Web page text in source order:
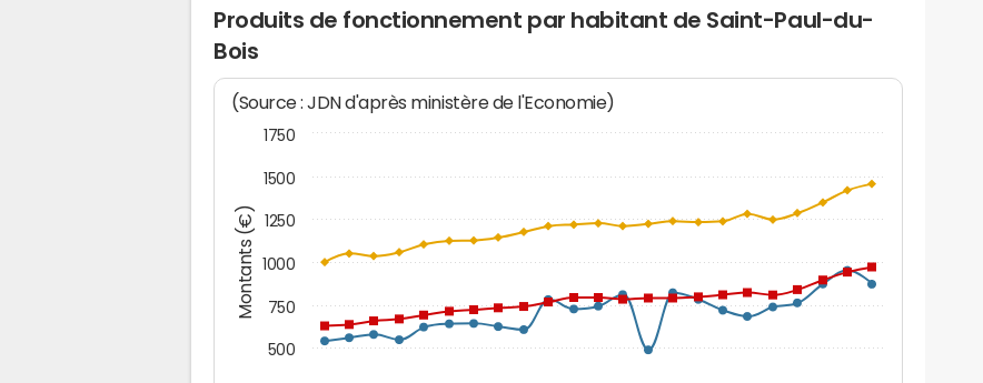
Produits de fonctionnement par habitant de Saint-Paul-du-
Bois
Montants (€)
(Source : JDN d'après ministère de l'Economie)
500
750
1000
1250
1500
1750